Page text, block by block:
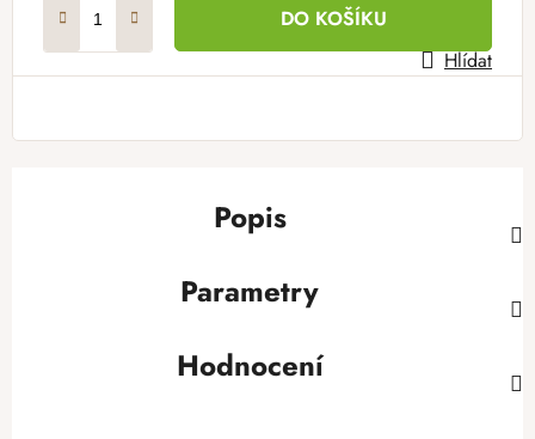
DO KOŠÍKU
Hlídat
Popis
Parametry
Hodnocení